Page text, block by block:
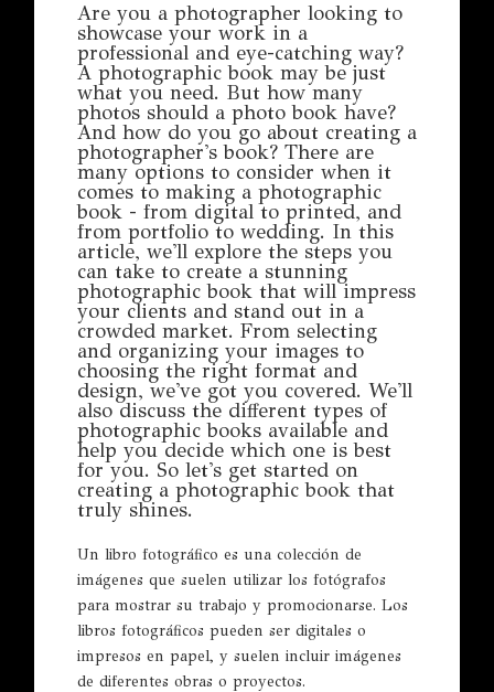
Are you a photographer looking to
showcase your work in a
professional and eye-catching way?
A photographic book may be just
what you need. But how many
photos should a photo book have?
And how do you go about creating a
photographer's book? There are
many options to consider when it
comes to making a photographic
book - from digital to printed, and
from portfolio to wedding. In this
article, we'll explore the steps you
can take to create a stunning
photographic book that will impress
your clients and stand out in a
crowded market. From selecting
and organizing your images to
choosing the right format and
design, we've got you covered. We'll
also discuss the different types of
photographic books available and
help you decide which one is best
for you. So let's get started on
creating a photographic book that
truly shines.
Un libro fotográfico es una colección de
imágenes que suelen utilizar los fotógrafos
para mostrar su trabajo y promocionarse. Los
libros fotográficos pueden ser digitales o
impresos en papel, y suelen incluir imágenes
de diferentes obras o proyectos.